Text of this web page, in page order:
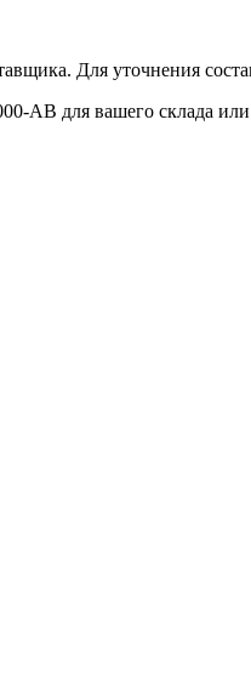
Для уточнения
AB для вашего склада